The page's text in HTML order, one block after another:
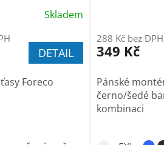
Skladem
DETAIL
Foreco
288 Kč bez DPH
349 Kč
Pánské
černo/šedé
kombinaci